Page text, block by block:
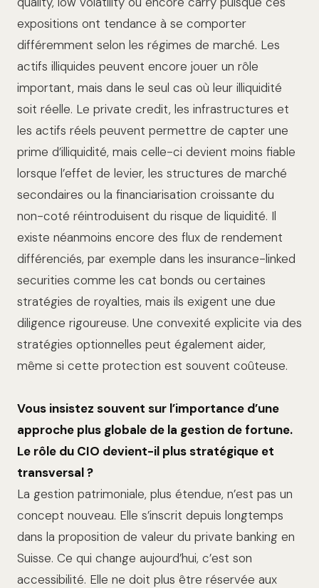
expositions ont tendance à se comporter
différemment selon les régimes de marché. Les
actifs illiquides peuvent encore jouer un rôle
important, mais dans le seul cas où leur illiquidité
soit réelle. Le private credit, les infrastructures et
les actifs réels peuvent permettre de capter une
prime d’illiquidité, mais celle-ci devient moins fiable
lorsque l’effet de levier, les structures de marché
secondaires ou la financiarisation croissante du
non-coté réintroduisent du risque de liquidité. Il
existe néanmoins encore des flux de rendement
différenciés, par exemple dans les insurance-linked
securities comme les cat bonds ou certaines
stratégies de royalties, mais ils exigent une due
diligence rigoureuse. Une convexité explicite via des
stratégies optionnelles peut également aider,
même si cette protection est souvent coûteuse.
Vous insistez souvent sur l’importance d’une
approche plus globale de la gestion de fortune.
Le rôle du CIO devient-il plus stratégique et
transversal ?
La gestion patrimoniale, plus étendue, n’est pas un
concept nouveau. Elle s’inscrit depuis longtemps
dans la proposition de valeur du private banking en
Suisse. Ce qui change aujourd’hui, c’est son
accessibilité. Elle ne doit plus être réservée aux